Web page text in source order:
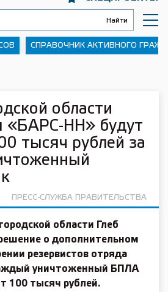
СПРАВОЧНИК АКТИВНОГО
области
«БАРС-НН» будут
тысяч рублей за
ПРЕСС-СЛУЖБА ПРАВИТЕЛЬСТВА
области Глеб
о дополнительном
резервистов отряда
уничтоженный БПЛА
100 тысяч рублей.